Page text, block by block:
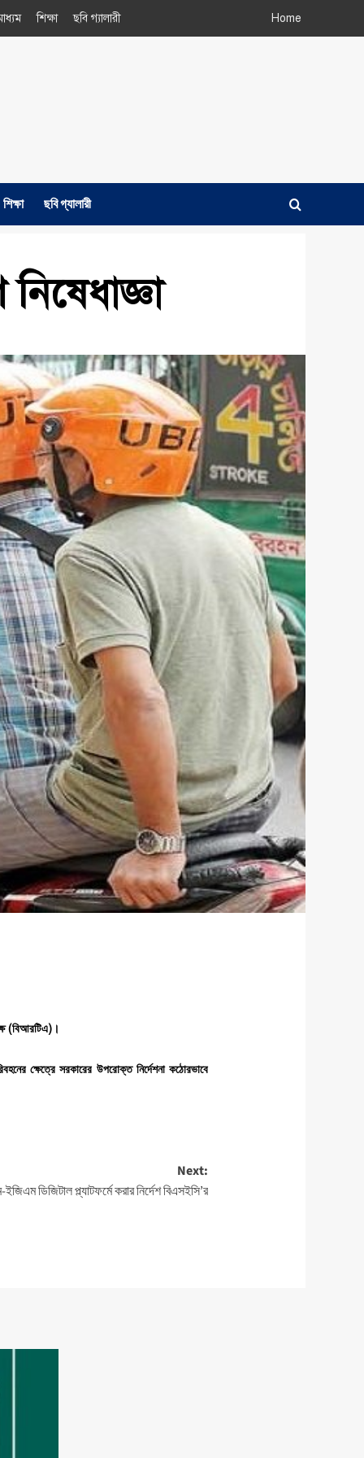
শিক্ষা ছবি গ্যালারী Home
শিক্ষা ছবি গ্যালারী
(বিআরটিএ) ।
ক্ষেত্রে সরকারের উপরোক্ত নির্দেশনা কঠোরভাবে
Next:
ডিজিটাল প্ল্যাটফর্মে করার নির্দেশ বিএসইসি’র